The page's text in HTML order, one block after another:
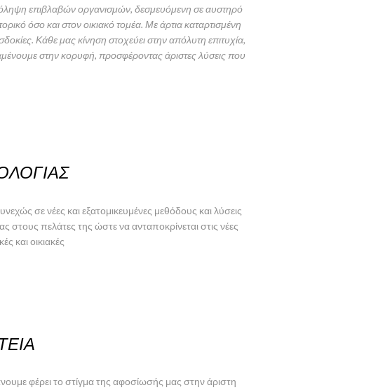
επιβλαβών οργανισμών, δεσμευόμενη σε αυστηρό
όσο και στον οικιακό τομέα. Με άρτια καταρτισμένη
Κάθε μας κίνηση στοχεύει στην απόλυτη επιτυχία,
στην κορυφή, προσφέροντας άριστες λύσεις που
σε νέες και εξατομικευμένες μεθόδους και λύσεις
πελάτες της ώστε να ανταποκρίνεται στις νέες
και οικιακές
φέρει το στίγμα της αφοσίωσής μας στην άριστη